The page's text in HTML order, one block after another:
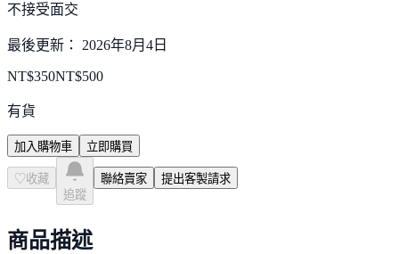
不接受面交
最後更新： 2026年8月4日
NT$350NT$500
有貨
加入購物車 立即購買
♡ 收藏
追蹤
聯絡賣家 提出客製請求
商品描述